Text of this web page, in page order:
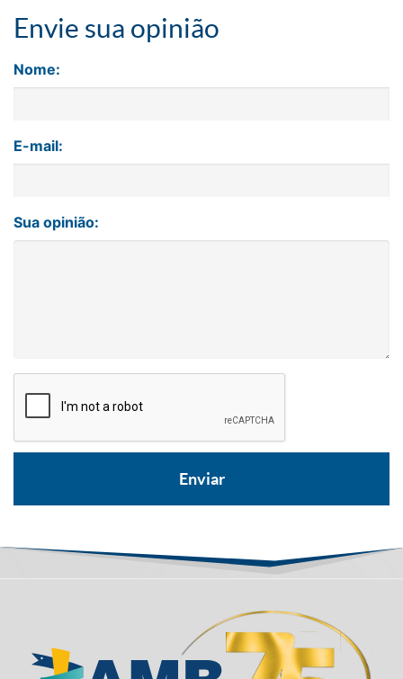
Envie sua opinião
Nome:
E-mail:
Sua opinião: